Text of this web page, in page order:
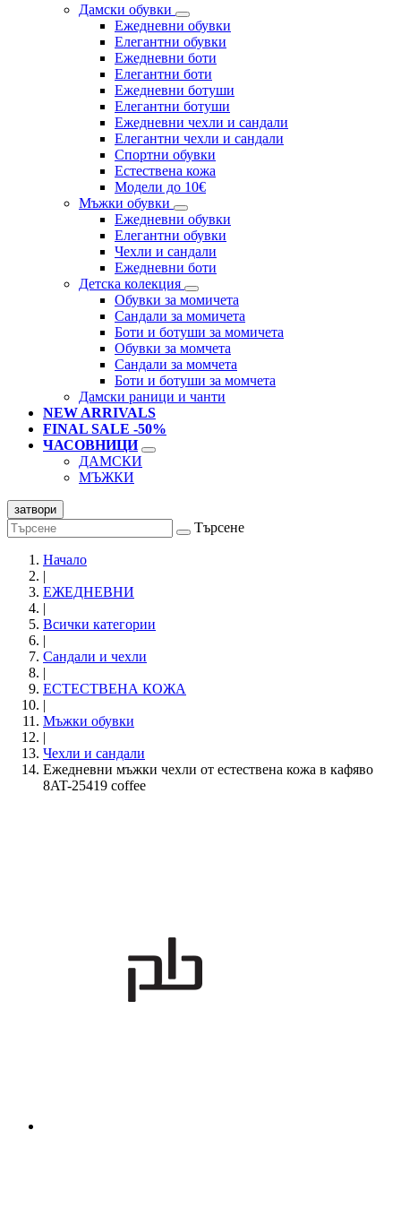
Дамски обувки
Eжедневни обувки
Eлегантни обувки
Eжедневни боти
Eлегантни боти
Eжедневни ботуши
Eлегантни ботуши
Ежедневни чехли и сандали
Елегантни чехли и сандали
Спортни обувки
Естествена кожа
Модели до 10€
Мъжки обувки
Ежедневни обувки
Елегантни обувки
Чехли и сандали
Ежедневни боти
Детска колекция
Обувки за момичета
Сандали за момичета
Боти и ботуши за момичета
Обувки за момчета
Сандали за момчета
Боти и ботуши за момчета
Дамски раници и чанти
NEW ARRIVALS
FINAL SALE -50%
ЧАСОВНИЦИ
ДАМСКИ
МЪЖКИ
затвори
Търсене
Начало
|
ЕЖЕДНЕВНИ
|
Всички категории
|
Сандали и чехли
|
ЕСТЕСТВЕНА КОЖА
|
Мъжки обувки
|
Чехли и сандали
Ежедневни мъжки чехли от естествена кожа в кафяво
8AT-25419 coffee